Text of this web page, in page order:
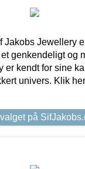
Jakobs Jewellery
genkendeligt og
er kendt for sine
univers. Klik
på